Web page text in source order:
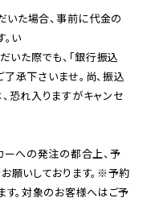
た場合、事前に代金の
い
いた際でも、「銀行振込
承下さいませ。尚、振込
恐れ入りますがキャンセ
への発注の都合上、予
願いしております。※予約
。対象のお客様へはご予